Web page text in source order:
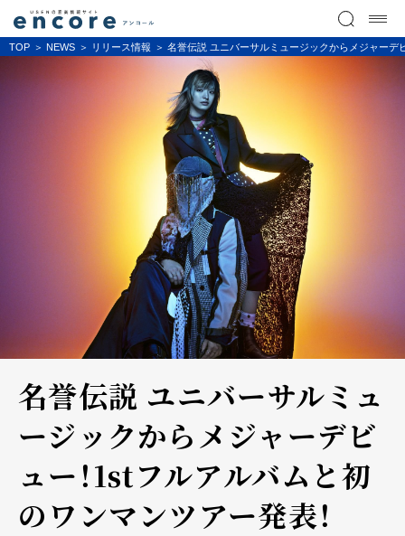
TOP NEWS リリース情報 名誉伝説 ユニバーサルミュージックからメジャー
名誉伝説 ユニバーサルミュ
ージックからメジャーデビ
ュー！1stフルアルバムと初
のワンマンツアー発表！